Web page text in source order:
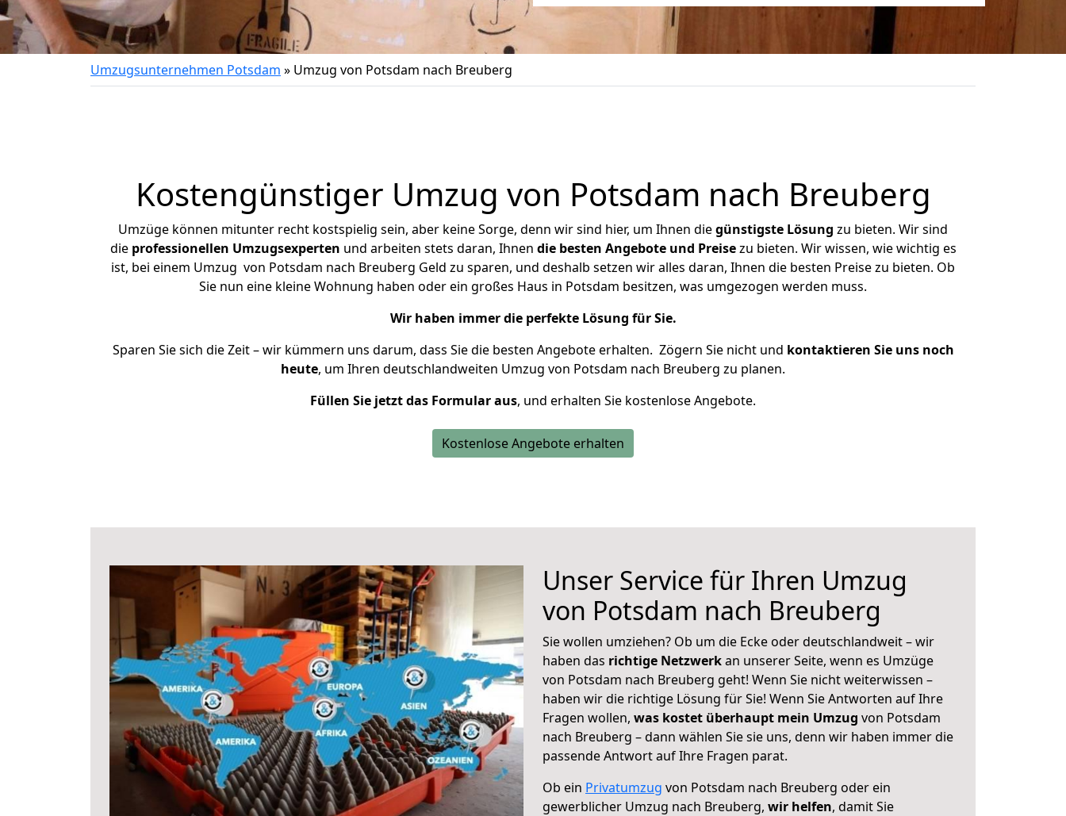
Umzugsunternehmen Potsdam » Umzug von Potsdam nach Breuberg
Kostengünstiger Umzug von Potsdam nach Breuberg
Umzüge können mitunter recht kostspielig sein, aber keine Sorge, denn wir sind hier, um Ihnen diegünstigste Lösung zu bieten. Wir sind
die professionellen Umzugsexperten und arbeiten stets daran, Ihnen die besten Angebote und Preisezu bieten. Wir wissen, wie wichtig es
ist, bei einem Umzug von Potsdam nach Breuberg Geld zu sparen, und deshalb setzen wir alles daran, Ihnen die besten Preise zu bieten. Ob
Sie nun eine kleine Wohnung haben oder ein großes Haus in Potsdam besitzen, was umgezogen werden muss.
Wir haben immer die perfekte Lösung für Sie.
Sparen Sie sich die Zeit – wir kümmern uns darum, dass Sie die besten Angebote erhalten. Zögern Sie nicht und kontaktieren Sie uns noch
heute, um Ihren deutschlandweiten Umzug von Potsdam nach Breuberg zu planen.
Füllen Sie jetzt das Formular aus, und erhalten Sie kostenlose Angebote.
Kostenlose Angebote erhalten
Unser Service für Ihren Umzug
von Potsdam nach Breuberg
Sie wollen umziehen? Ob um die Ecke oder deutschlandweit – wir
haben das richtige Netzwerkan unserer Seite, wenn es Umzüge
von Potsdam nach Breuberg geht! Wenn Sie nicht weiterwissen –
haben wir die richtige Lösung für Sie! Wenn Sie Antworten auf Ihre
Fragen wollen, was kostet überhaupt mein Umzug von Potsdam
nach Breuberg – dann wählen Sie sie uns, denn wir haben immer die
passende Antwort auf Ihre Fragen parat.
Ob ein Privatumzug von Potsdam nach Breuberg oder ein
gewerblicher Umzug nach Breuberg, wir helfen, damit Sie